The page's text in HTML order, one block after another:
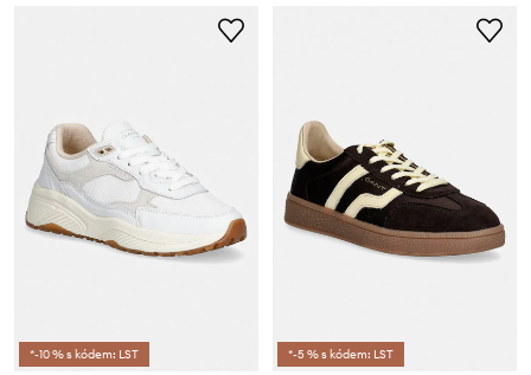
*-10 % s kódem: LST *-5 % s kódem: LST